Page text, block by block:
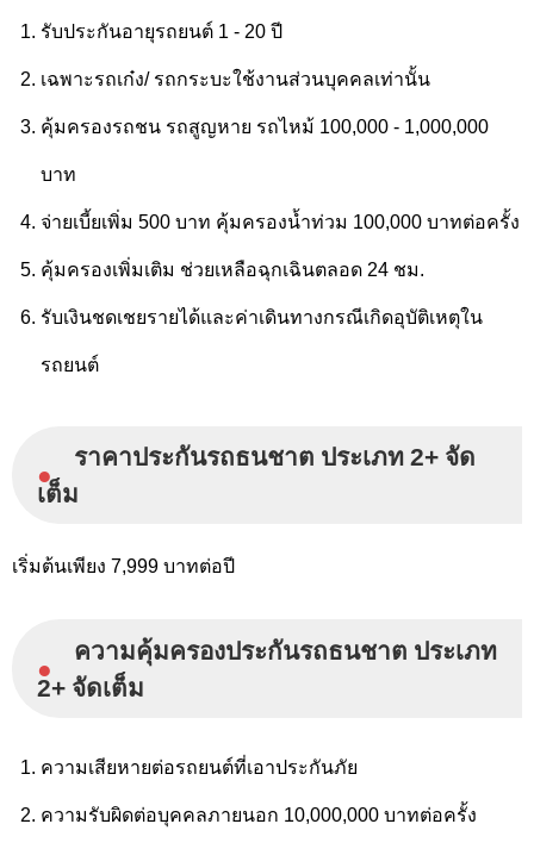
รับประกันอายุรถยนต์ 1 - 20 ปี
เฉพาะรถเก๋ง/ รถกระบะใช้งานส่วนบุคคลเท่านั้น
คุ้มครองรถชน รถสูญหาย รถไหม้ 100,000 - 1,000,000
บาท
จ่ายเบี้ยเพิ่ม 500 บาท คุ้มครองน้ำท่วม 100,000 บาทต่อครั้ง
คุ้มครองเพิ่มเติม ช่วยเหลือฉุกเฉินตลอด 24 ชม.
รับเงินชดเชยรายได้และค่าเดินทางกรณีเกิดอุบัติเหตุใน
รถยนต์
●
ราคาประกันรถธนชาต ประเภท 2+ จัด
เต็ม
เริ่มต้นเพียง 7,999 บาทต่อปี
●
ความคุ้มครองประกันรถธนชาต ประเภท
2+ จัดเต็ม
ความเสียหายต่อรถยนต์ที่เอาประกันภัย
ความรับผิดต่อบุคคลภายนอก 10,000,000 บาทต่อครั้ง